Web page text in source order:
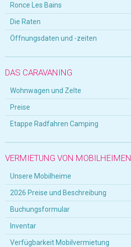
Ronce Les Bains
Die Raten
Öffnungsdaten und -zeiten
DAS CARAVANING
Wohnwagen und Zelte
Preise
Etappe Radfahren Camping
VERMIETUNG VON MOBILHEIMEN
Unsere Mobilheime
2026 Preise und Beschreibung
Buchungsformular
Inventar
Verfügbarkeit Mobilvermietung